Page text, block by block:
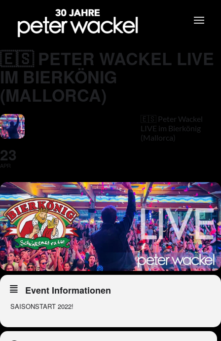
🇪🇸 PETER WACKEL LIVE
IM BIERKÖNIG
(MALLORCA)
23
APR
🇪🇸 Peter Wackel
LIVE im Bierkönig
(Mallorca)
Event Informationen
SAISONSTART 2022!